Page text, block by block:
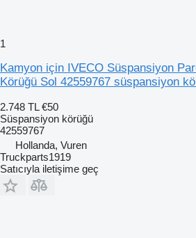
1
Kamyon için IVECO Süspansiyon
Körüğü Sol 42559767 süspansiyon
2.748 TL €50
Süspansiyon körüğü
42559767
Hollanda, Vuren
Truckparts1919
Satıcıyla iletişime geç